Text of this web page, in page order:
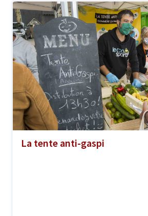
La tente anti-gaspi